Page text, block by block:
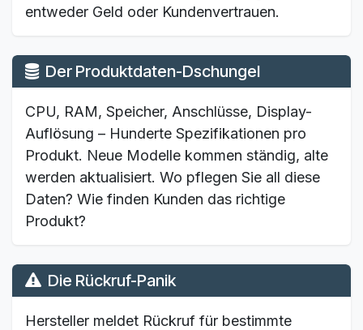
entweder Geld oder Kundenvertrauen.
Der Produktdaten-Dschungel
CPU, RAM, Speicher, Anschlüsse, Display-
Auflösung – Hunderte Spezifikationen pro
Produkt. Neue Modelle kommen ständig, alte
werden aktualisiert. Wo pflegen Sie all diese
Daten? Wie finden Kunden das richtige
Produkt?
Die Rückruf-Panik
Hersteller meldet Rückruf für bestimmte